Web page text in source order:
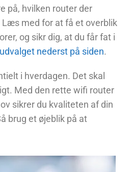
på, hvilken router der
Læs med for at få et overblik
og sikr dig, at du får fat i
nederst på siden.
i hverdagen. Det skal
Med den rette wifi router
sikrer du kvaliteten af din
brug et øjeblik på at